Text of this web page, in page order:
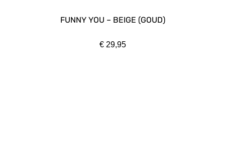
FUNNY YOU – BEIGE (GOUD)
€29,95